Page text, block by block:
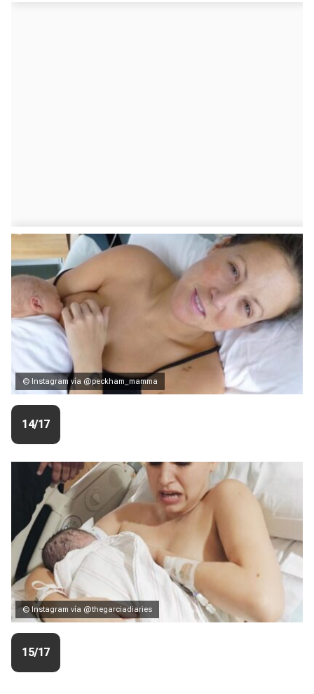
© Instagram vía @peckham_mamma
14/17
© Instagram vía @thegarciadiaries
15/17